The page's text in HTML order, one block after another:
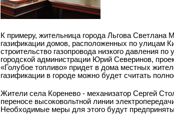
К примеру, жительница города Льгова Светлана
газификации домов, расположенных по улицам
строительство газопровода низкого давления
городской администрации Юрий Северинов,
«Голубое топливо» придет в дома местных
газификации в городе можно будет считать
Жители села Коренево - механизатор Сергей
переносе высоковольтной линии
Необходимые меры для этого будут